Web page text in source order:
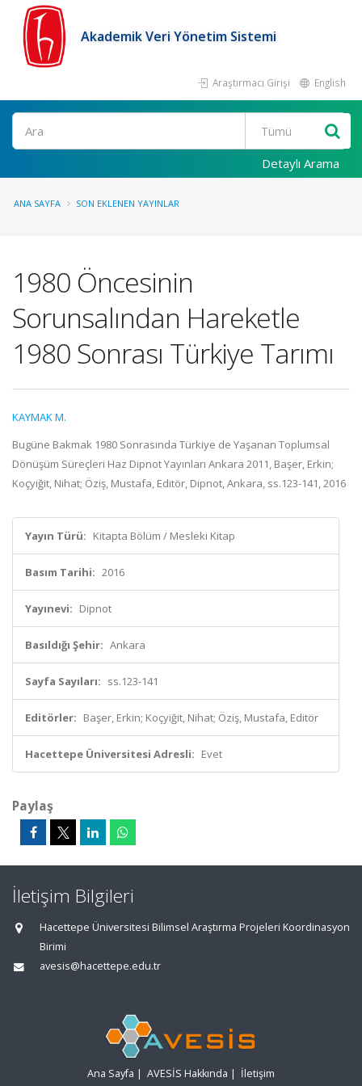
Akademik Veri Yönetim Sistemi
Araştırmacı Girişi English
Ara
Detaylı Arama
ANA SAYFA SON EKLENEN YAYINLAR
1980 Öncesinin
Sorunsalından Hareketle
1980 Sonrası Türkiye Tarımı
KAYMAK M.
Bugüne Bakmak 1980 Sonrasında Türkiye de Yaşanan Toplumsal
Dönüşüm Süreçleri Haz Dipnot Yayınları Ankara 2011, Başer, Erkin;
Koçyiğit, Nihat; Öziş, Mustafa, Editör, Dipnot, Ankara, ss.123-141, 2016
Yayın Türü: Kitapta Bölüm / Mesleki Kitap
Basım Tarihi: 2016
Yayınevi: Dipnot
Basıldığı Şehir: Ankara
Sayfa Sayıları: ss.123-141
Editörler: Başer, Erkin; Koçyiğit, Nihat; Öziş, Mustafa, Editör
Hacettepe Üniversitesi Adresli: Evet
Paylaş
İletişim Bilgileri
Hacettepe Üniversitesi Bilimsel Araştırma Projeleri Koordinasyon
Birimi
avesis@hacettepe.edu.tr
Ana Sayfa | AVESİS Hakkında | İletişim